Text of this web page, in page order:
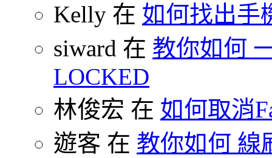
Kelly 在 如何找出手
siward 在 教你如何
LOCKED
林俊宏 在 如何取消
遊客 在 教你如何 線